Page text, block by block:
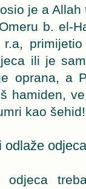
je a
b. el-
r.a,
ili je
oprana, a
hamiden,
kao
odlaže